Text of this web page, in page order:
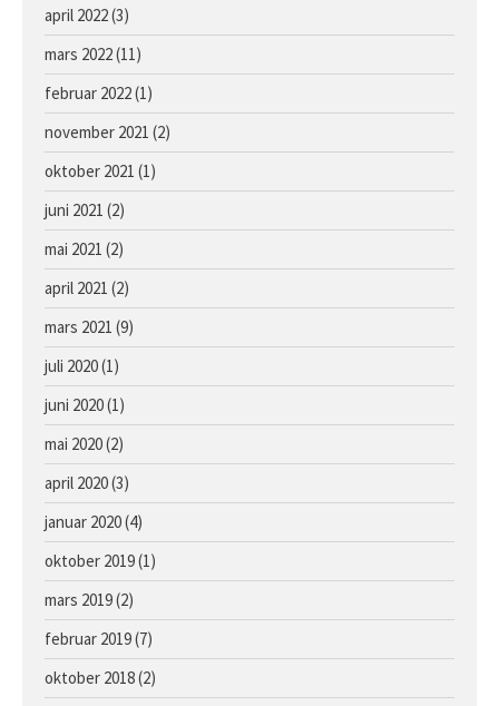
april 2022(3)
mars 2022(11)
februar 2022(1)
november 2021 (2)
oktober 2021 (1)
juni 2021 (2)
mai 2021 (2)
april 2021 (2)
mars 2021 (9)
juli 2020(1)
juni 2020(1)
mai 2020(2)
april 2020(3)
januar 2020(4)
oktober 2019(1)
mars 2019(2)
februar 2019(7)
oktober 2018(2)